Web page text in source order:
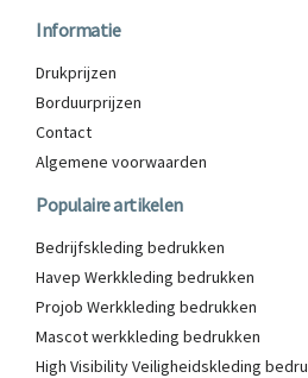
Informatie
Drukprijzen
Borduurprijzen
Contact
Algemene voorwaarden
Populaire artikelen
Bedrijfskleding bedrukken
Havep Werkkleding bedrukken
Projob Werkkleding bedrukken
Mascot werkkleding bedrukken
High Visibility Veiligheidskleding